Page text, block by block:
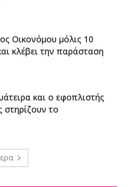
Οικονόμου μόλις 10
κλέβει την παράσταση
και ο εφοπλιστής
στηρίζουν το